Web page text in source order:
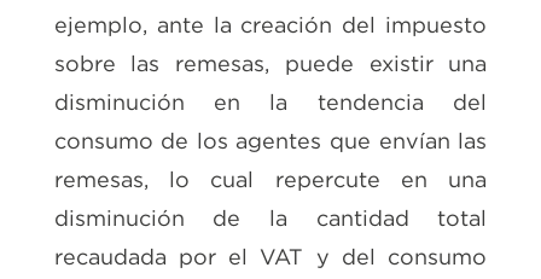
ejemplo, ante la creación del impuesto
sobre las remesas, puede existir una
disminución en la tendencia del
consumo de los agentes que envían las
remesas, lo cual repercute en una
disminución de la cantidad total
recaudada por el VAT y del consumo